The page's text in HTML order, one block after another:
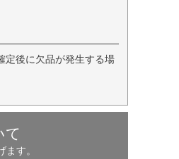
定後に欠品が発生する場
て
す。